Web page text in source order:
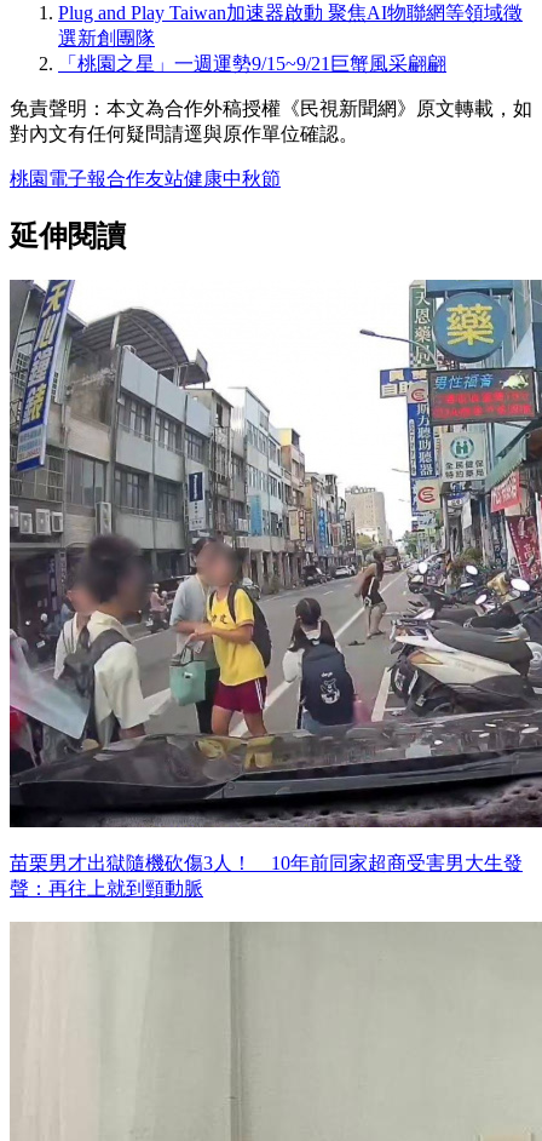
Plug and Play Taiwan加速器啟動 聚焦AI物聯網等領域徵
選新創團隊
「桃園之星」一週運勢9/15~9/21巨蟹風采翩翩
免責聲明：本文為合作外稿授權《民視新聞網》原文轉載，如
對內文有任何疑問請逕與原作單位確認。
桃園電子報合作友站健康中秋節
延伸閱讀
苗栗男才出獄隨機砍傷3人！ 10年前同家超商受害男大生發
聲：再往上就到頸動脈